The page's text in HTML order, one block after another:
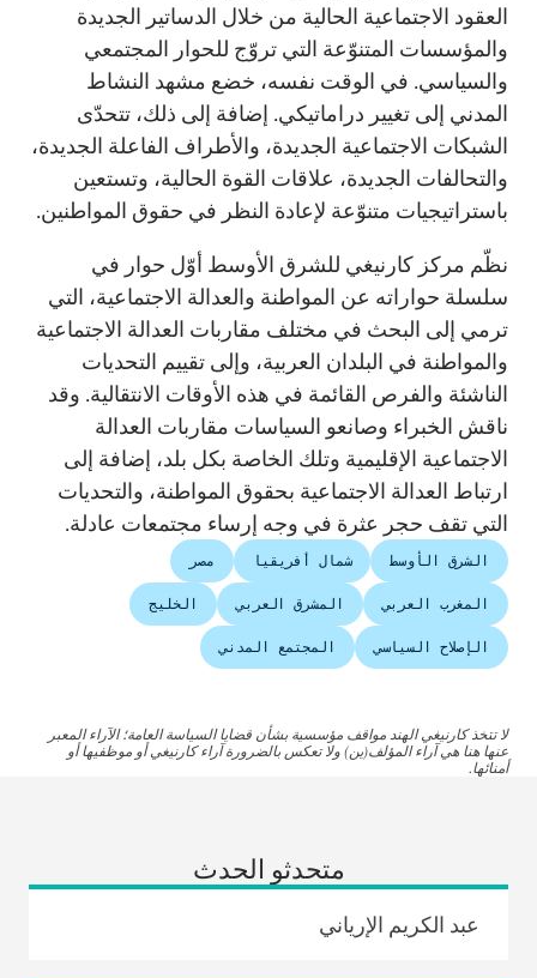
العقود الاجتماعية الحالية من خلال الدساتير الجديدة
والمؤسسات المتنوّعة التي تروّج للحوار المجتمعي
والسياسي. في الوقت نفسه، خضع مشهد النشاط
المدني إلى تغيير دراماتيكي. إضافة إلى ذلك، تتحدّى
الشبكات الاجتماعية الجديدة، والأطراف الفاعلة الجديدة،
والتحالفات الجديدة، علاقات القوة الحالية، وتستعين
باستراتيجيات متنوّعة لإعادة النظر في حقوق المواطنين.
نظّم مركز كارنيغي للشرق الأوسط أوّل حوار في
سلسلة حواراته عن المواطنة والعدالة الاجتماعية، التي
ترمي إلى البحث في مختلف مقاربات العدالة الاجتماعية
والمواطنة في البلدان العربية، وإلى تقييم التحديات
الناشئة والفرص القائمة في هذه الأوقات الانتقالية. وقد
ناقش الخبراء وصانعو السياسات مقاربات العدالة
الاجتماعية الإقليمية وتلك الخاصة بكل بلد، إضافة إلى
ارتباط العدالة الاجتماعية بحقوق المواطنة، والتحديات
التي تقف حجر عثرة في وجه إرساء مجتمعات عادلة.
الشرق الأوسط شمال أفريقيا مصر
المغرب العربي المشرق العربي الخليج
الإصلاح السياسي المجتمع المدني
لا تتخذ كارنيغي الهند مواقف مؤسسية بشأن قضايا السياسة العامة؛ الآراء المعبر
عنها هنا هي آراء المؤلف(ين) ولا تعكس بالضرورة آراء كارنيغي أو موظفيها أو
أمنائها.
متحدثو الحدث
عبد الكريم الإرياني